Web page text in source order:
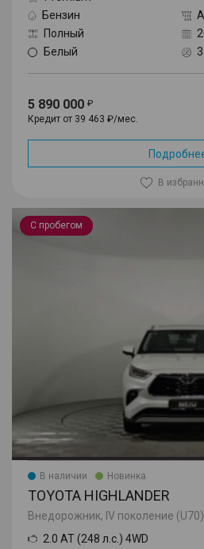
Бензин
Полный
Белый
5 890 000
Кредит от 39 463 ₽/мес.
В
С пробегом
Highlander
В наличии Новинка
TOYOTA HIGHLANDER
Внедорожник, IV поколение (U70)
2.0 AT (248 л.с.) 4WD